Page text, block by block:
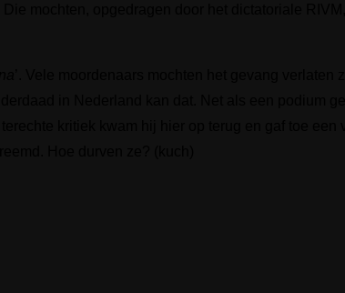
mochten, opgedragen door het dictatoriale